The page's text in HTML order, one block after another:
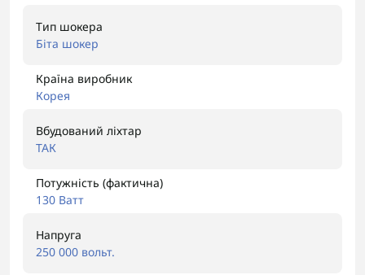
Тип шокера
Біта шокер
Країна виробник
Корея
Вбудований ліхтар
ТАК
Потужність (фактична)
130 Ватт
Напруга
250 000 вольт.